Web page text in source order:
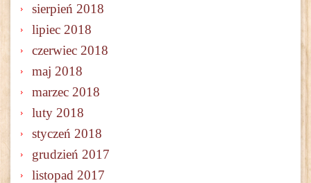
sierpień 2018
lipiec 2018
czerwiec 2018
maj 2018
marzec 2018
luty 2018
styczeń 2018
grudzień 2017
listopad 2017